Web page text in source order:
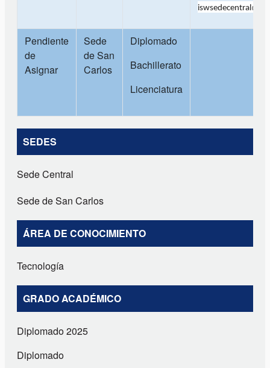
Pendiente
de
Asignar
Sede
de San
Carlos
Diplomado
Bachillerato
Licenciatura
SEDES
Sede Central
Sede de San Carlos
ÁREA DE CONOCIMIENTO
Tecnología
GRADO ACADÉMICO
Diplomado 2025
Diplomado